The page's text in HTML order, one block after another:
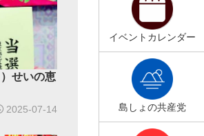
せいの恵
2025-07-14
イベントカレンダー
島しょの共産党